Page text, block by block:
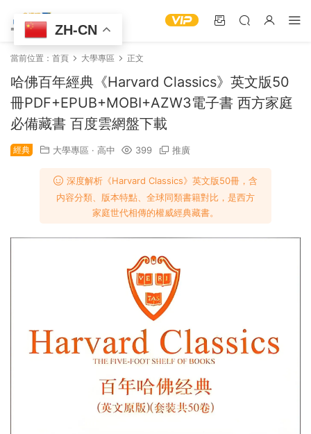
當前位置： 首頁 大學專區 正文
哈佛百年經典《Harvard Classics》英文版50
冊PDF+EPUB+MOBI+AZW3電子書 西方家庭
必備藏書 百度雲網盤下載
經典 大學專區 · 高中 399 推廣
深度解析《Harvard Classics》英文版50冊，含
内容分類、版本特點、全球同類書籍對比，是西方
家庭世代相傳的權威經典藏書。
ZH-CN